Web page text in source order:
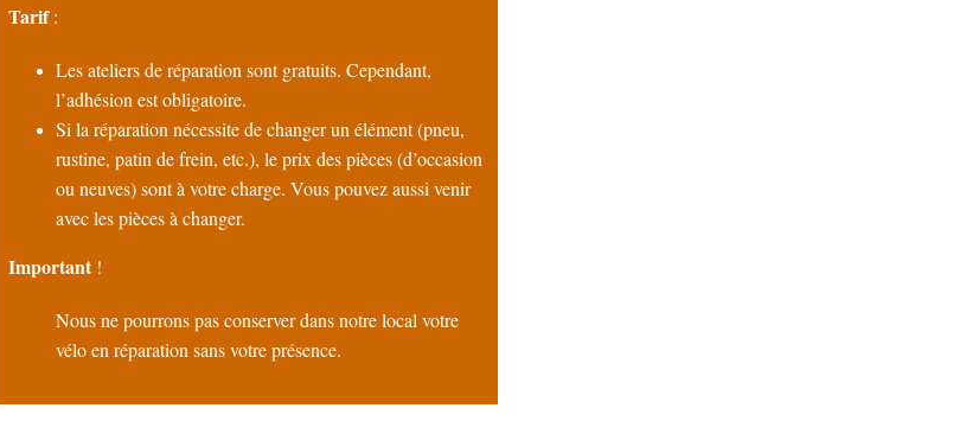
Tarif:
Les ateliers de réparation sont gratuits. Cependant,
l’adhésion est obligatoire.
Si la réparation nécessite de changer un élément (pneu,
rustine, patin de frein, etc.), le prix des pièces (d’occasion
ou neuves) sont à votre charge. Vous pouvez aussi venir
avec les pièces à changer.
Important!
Nous ne pourrons pas conserver dans notre local votre
vélo en réparation sans votre présence.